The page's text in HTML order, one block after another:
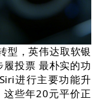
型，英伟达取软银
投票 最朴实的功
进行主要功能升
些年20元平价正